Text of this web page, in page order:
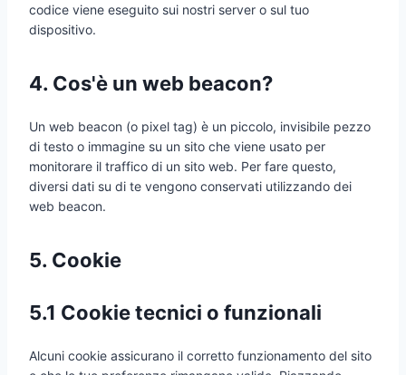
codice viene eseguito sui nostri server o sul tuo
dispositivo.
4. Cos'è un web beacon?
Un web beacon (o pixel tag) è un piccolo, invisibile pezzo
di testo o immagine su un sito che viene usato per
monitorare il traffico di un sito web. Per fare questo,
diversi dati su di te vengono conservati utilizzando dei
web beacon.
5. Cookie
5.1 Cookie tecnici o funzionali
Alcuni cookie assicurano il corretto funzionamento del sito